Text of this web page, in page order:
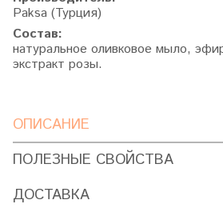
Paksa (Турция)
Состав:
натуральное оливковое мыло,
экстракт розы.
ОПИСАНИЕ
ПОЛЕЗНЫЕ СВОЙСТВА
ДОСТАВКА